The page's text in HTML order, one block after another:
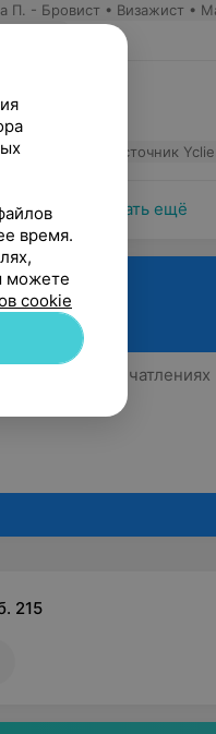
стрижка )
Источник
Показать ещё
215
время.
можете
cookie